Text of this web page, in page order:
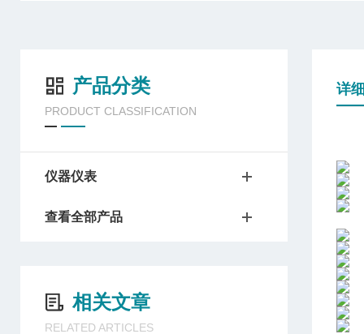
产品分类
PRODUCT CLASSIFICATION
仪器仪表
查看全部产品
相关文章
RELATED ARTICLES
详